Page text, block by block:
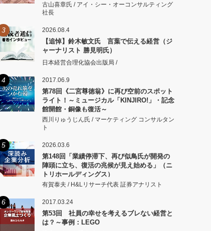
古山喜章氏 / アイ・シー・オーコンサルティング
社長
3 2026.08.4
【追悼】鈴木敏文氏 言葉で伝える経営（ジ
ャーナリスト 勝見明氏）
日本経営合理化協会出版局 /
4 2017.06.9
第78回《二宮尊徳翁》に再び空前のスポット
ライト！～ミュージカル「KINJIRO!」・記念
館開館・銅像も復活～
西川りゅうじん氏 / マーケティング コンサルタン
ト
5 2026.03.6
第148回「業績停滞下、再び似鳥氏が開発の
陣頭に立ち、復活の兆候が見え始める」（ニ
トリホールディングス）
有賀泰夫 / H&Lリサーチ代表 証券アナリスト
6 2017.03.24
第53回 社員の幸せを考えるブレない経営と
は？～事例：LEGO